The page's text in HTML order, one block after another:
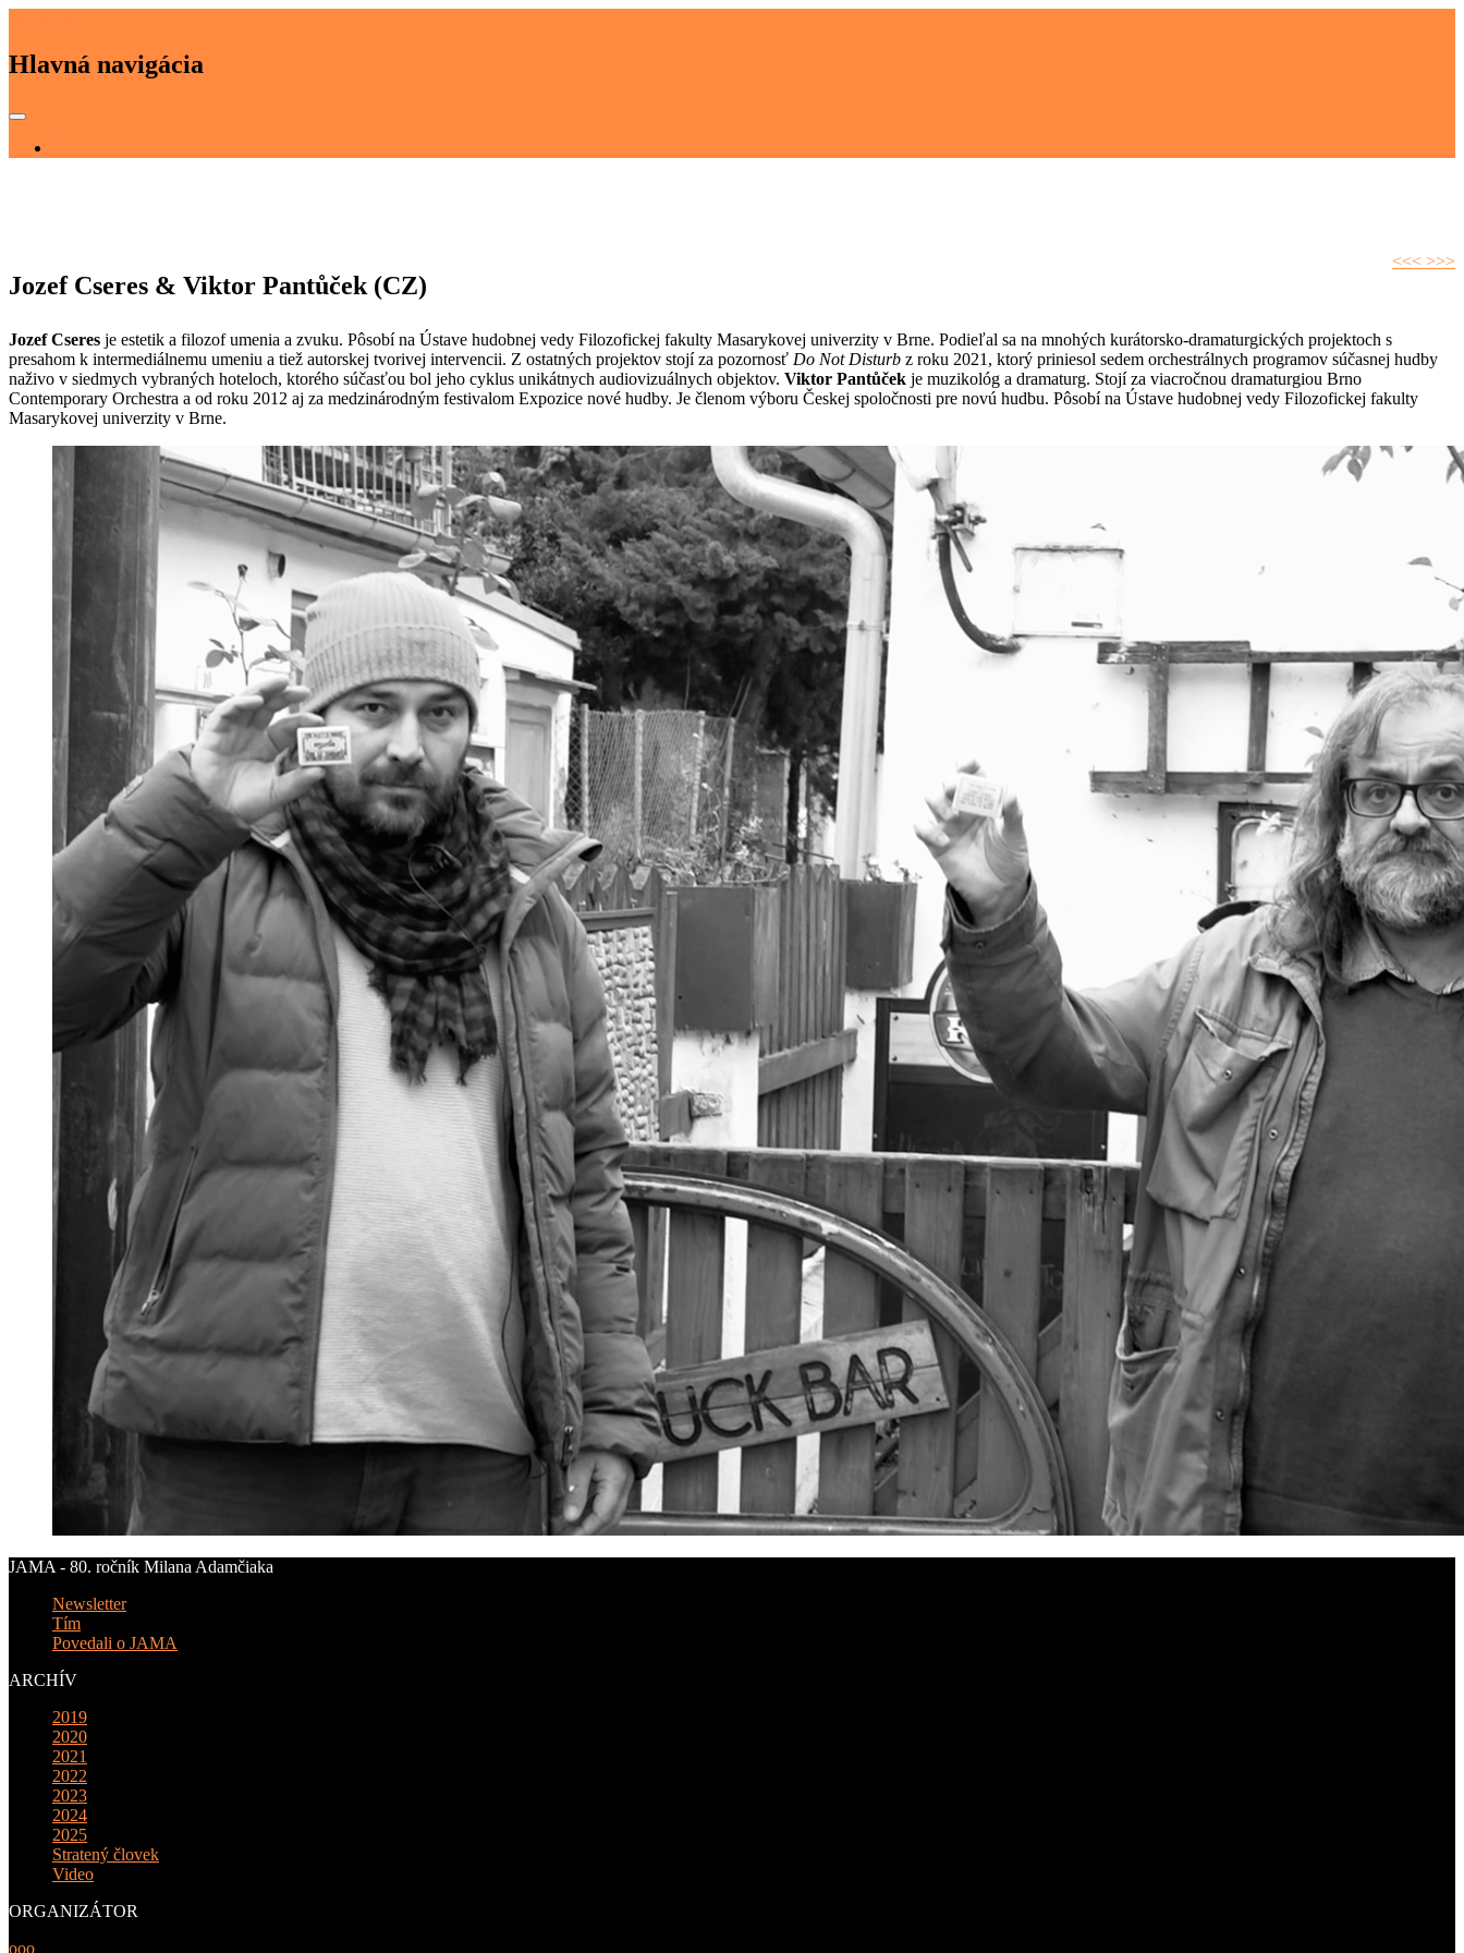
Hlavná navigácia
<<< >>>
Jozef Cseres & Viktor Pantůček (CZ)
Jozef Cseres je estetik a filozof umenia a zvuku. Pôsobí na Ústave hudobnej vedy Filozofickej fakulty Masarykovej univerzity v Brne. Podieľal sa na mnohých kurátorsko-dramaturgických projektoch s
presahom k intermediálnemu umeniu a tiež autorskej tvorivej intervencii. Z ostatných projektov stojí za pozornosť Do Not Disturb z roku 2021, ktorý priniesol sedem orchestrálnych programov súčasnej hudby
naživo v siedmych vybraných hoteloch, ktorého súčasťou bol jeho cyklus unikátnych audiovizuálnych objektov. Viktor Pantůček je muzikológ a dramaturg. Stojí za viacročnou dramaturgiou Brno
Contemporary Orchestra a od roku 2012 aj za medzinárodným festivalom Expozice nové hudby. Je členom výboru Českej spoločnosti pre novú hudbu. Pôsobí na Ústave hudobnej vedy Filozofickej fakulty
Masarykovej univerzity v Brne.
JAMA - 80. ročník Milana Adamčiaka
Newsletter
Tím
Povedali o JAMA
ARCHÍV
2019
2020
2021
2022
2023
2024
2025
Stratený človek
Video
ORGANIZÁTOR
ooo